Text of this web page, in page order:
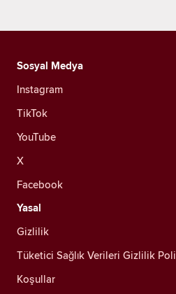
Sosyal Medya
Instagram
TikTok
YouTube
X
Facebook
Yasal
Gizlilik
Tüketici Sağlık Verileri Gizlilik
Koşullar